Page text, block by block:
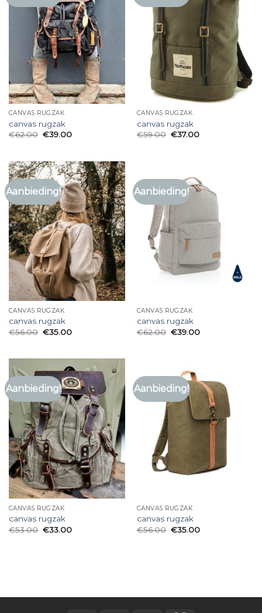
CANVAS RUGZAK
canvas rugzak
€62.00 €39.00
CANVAS RUGZAK
canvas rugzak
€59.00 €37.00
Aanbieding!
CANVAS RUGZAK
canvas rugzak
€56.00 €35.00
Aanbieding!
CANVAS RUGZAK
canvas rugzak
€62.00 €39.00
Aanbieding!
CANVAS RUGZAK
canvas rugzak
€53.00 €33.00
Aanbieding!
CANVAS RUGZAK
canvas rugzak
€56.00 €35.00